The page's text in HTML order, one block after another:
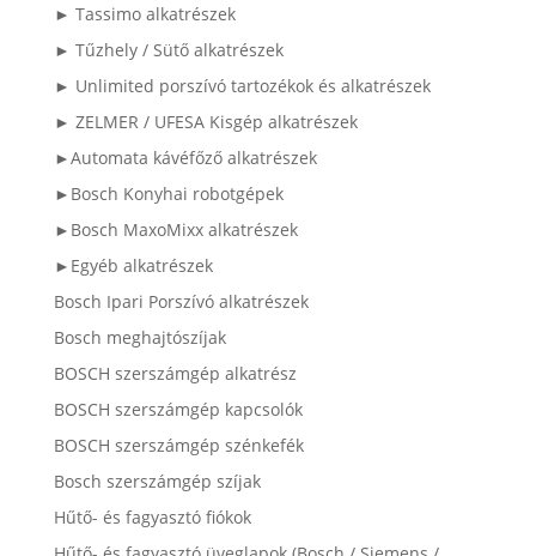
► Tassimo alkatrészek
► Tűzhely / Sütő alkatrészek
► Unlimited porszívó tartozékok és alkatrészek
► ZELMER / UFESA Kisgép alkatrészek
►Automata kávéfőző alkatrészek
►Bosch Konyhai robotgépek
►Bosch MaxoMixx alkatrészek
►Egyéb alkatrészek
Bosch Ipari Porszívó alkatrészek
Bosch meghajtószíjak
BOSCH szerszámgép alkatrész
BOSCH szerszámgép kapcsolók
BOSCH szerszámgép szénkefék
Bosch szerszámgép szíjak
Hűtő- és fagyasztó fiókok